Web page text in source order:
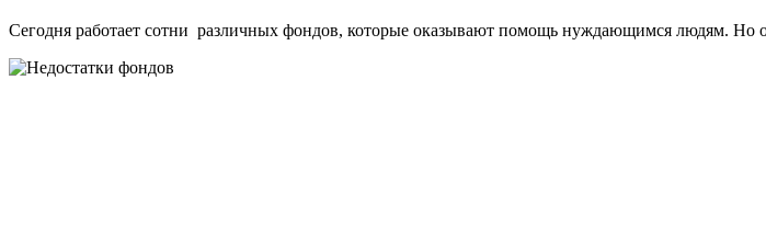
Сегодня работает сотни различных фондов, которые оказывают помощь нуждающимся людям. Но